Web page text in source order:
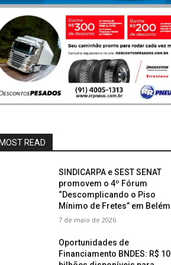
READ
SINDICARPA e SEST SENAT
promovem o 4º Fórum
“Descomplicando o Piso
Mínimo de Fretes” em Belém
7 de maio de 2026
Oportunidades de
Financiamento BNDES: R$ 10